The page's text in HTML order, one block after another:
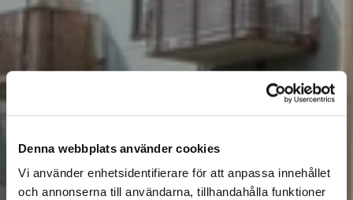
Denna webbplats använder cookies
Vi använder enhetsidentifierare för att anpassa innehållet
och annonserna till användarna, tillhandahålla funktioner